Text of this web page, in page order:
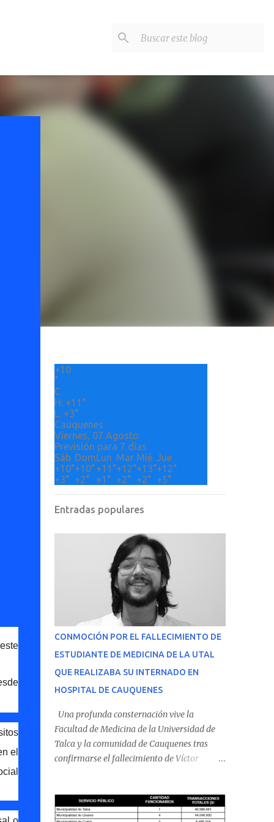
el
+10
°
C
H: +11°
L: +3°
Cauquenes
Viernes, 07 Agosto
Previsión para 7 días
Sáb DomLun Mar Mié Jue
+10°+10°+11°+12°+13°+12°
+3° +2° +1° +2° +2° +5°
Entradas populares
CONMOCIÓN POR EL FALLECIMIENTO DE
ESTUDIANTE DE MEDICINA DE LA UTAL
QUE REALIZABA SU INTERNADO EN
HOSPITAL DE CAUQUENES
Una profunda consternación vive la
Facultad de Medicina de la Universidad de
Talca y la comunidad de Cauquenes tras
confirmarse el fallecimiento de Víctor
Cauquenes. De acuerdo con los antecedentes
conocidos, el joven se presentó a cumplir su